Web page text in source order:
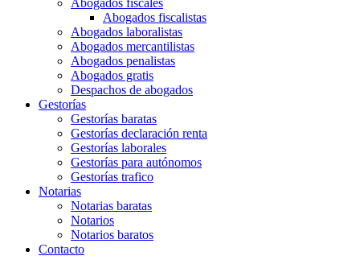
Abogados fiscales
Abogados fiscalistas
Abogados laboralistas
Abogados mercantilistas
Abogados penalistas
Abogados gratis
Despachos de abogados
Gestorías
Gestorías baratas
Gestorías declaración renta
Gestorías laborales
Gestorías para autónomos
Gestorías trafico
Notarias
Notarias baratas
Notarios
Notarios baratos
Contacto